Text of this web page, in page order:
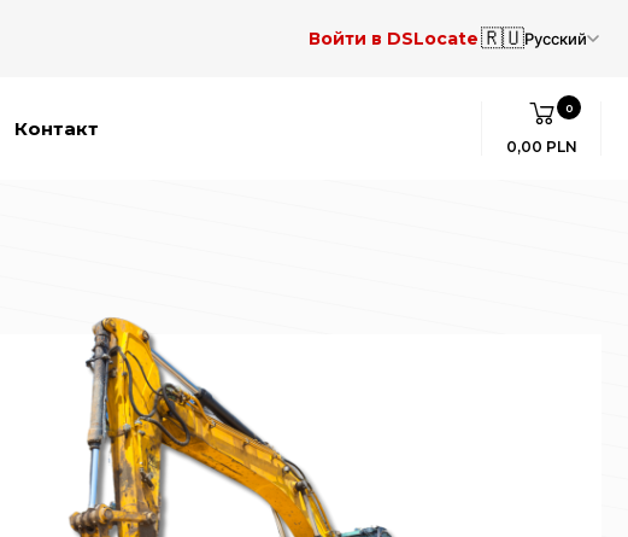
Войти в DSLocate🇷🇺Русский
Контакт
0
0,00 PLN